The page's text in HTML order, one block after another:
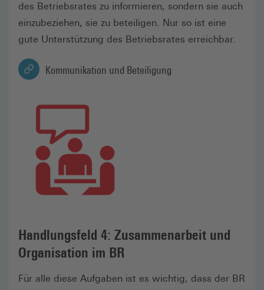
des Betriebsrates zu informieren, sondern sie auch
einzubeziehen, sie zu beteiligen. Nur so ist eine
gute Unterstützung des Betriebsrates erreichbar.
Kommunikation und Beteiligung
Handlungsfeld 4: Zusammenarbeit und
Organisation im BR
Für alle diese Aufgaben ist es wichtig, dass der BR